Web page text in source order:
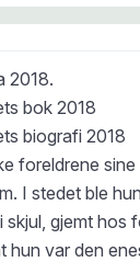
2018.
bok 2018
biografi 2018
foreldrene
I stedet ble
gjemt hos
hun var den